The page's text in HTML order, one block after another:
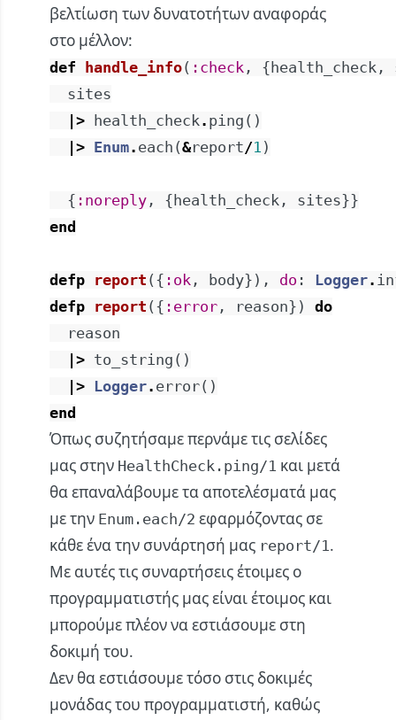
βελτίωση των δυνατοτήτων αναφοράς
στο μέλλον:
def handle_info( :check , { health_check ,
sites
|>
health_check. ping ( )
|> Enum. each (&report/1 )
{ :noreply , { health_check , sites}}
end
defp report ( { :ok , body} ) , do : Logger.
defp report ( { :error , reason} )
do
reason
|> to_string ( )
|> Logger. error( )
end
Όπως συζητήσαμε περνάμε τις σελίδες
μας στην HealthCheck.ping/1 και μετά
θα επαναλάβουμε τα αποτελέσματά μας
με την Enum.each/2 εφαρμόζοντας σε
κάθε ένα την συνάρτησή μας report/1.
Με αυτές τις συναρτήσεις έτοιμες ο
προγραμματιστής μας είναι έτοιμος και
μπορούμε πλέον να εστιάσουμε στη
δοκιμή του.
Δεν θα εστιάσουμε τόσο στις δοκιμές
μονάδας του προγραμματιστή, καθώς